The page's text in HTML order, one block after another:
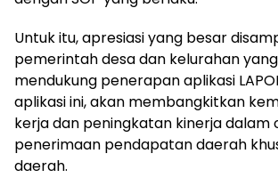
Untuk itu, apresiasi yang besar
pemerintah desa dan kelurahan
mendukung penerapan aplikasi
aplikasi ini, akan membangkitkan
kerja dan peningkatan kinerja dalam
penerimaan pendapatan daerah
daerah.